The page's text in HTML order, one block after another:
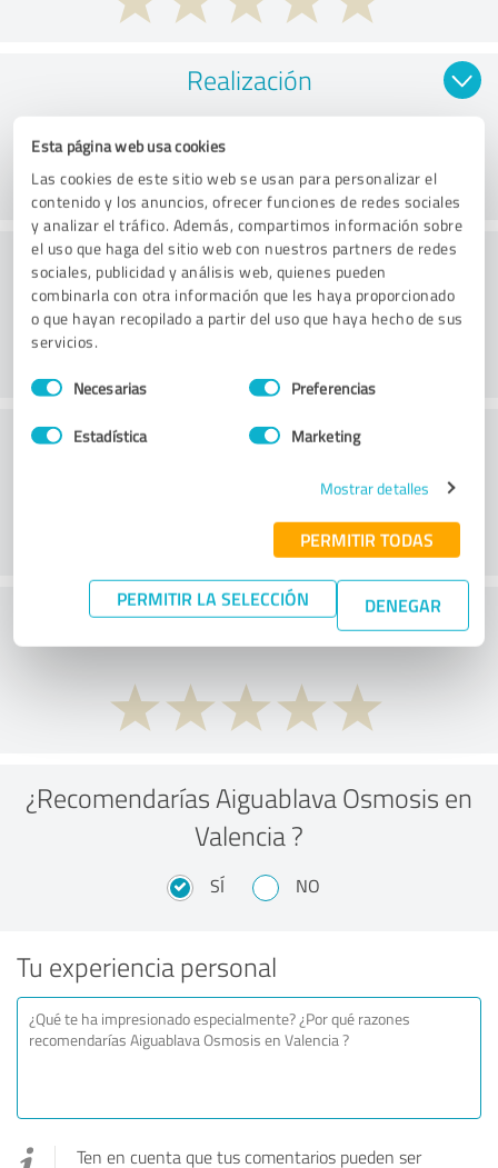
Esta página web usa cookies
Las cookies de este sitio web se usan para personalizar el
contenido y los anuncios, ofrecer funciones de redes sociales
y analizar el tráfico. Además, compartimos información sobre
el uso que haga del sitio web con nuestros partners de redes
sociales, publicidad y análisis web, quienes pueden
combinarla con otra información que les haya proporcionado
o que hayan recopilado a partir del uso que haya hecho de sus
servicios.
Selección
de
Necesarias Preferencias
Estadística Marketing
Mostrar detalles
PERMITIR TODAS
PERMITIR LA SELECCIÓN DENEGAR
Realización
Consultoría
Servicio de atención al cliente
¿Qué te parece la relación calidad-precio?
¿Recomendarías Aiguablava Osmosis en
Valencia ?
SÍ NO
Tu experiencia personal
Ten en cuenta que tus comentarios pueden ser